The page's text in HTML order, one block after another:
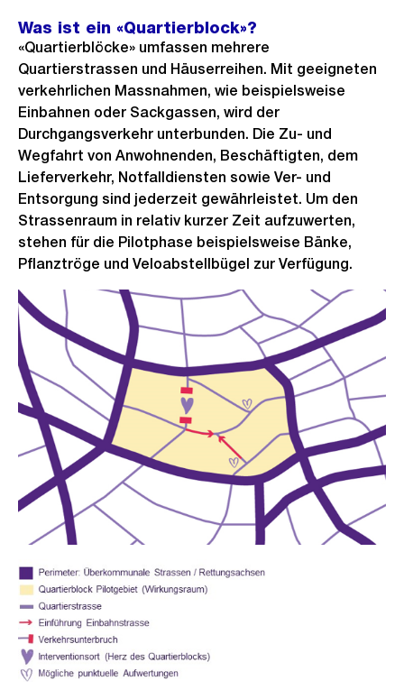
Was ist ein «Quartierblock»?
«Quartierblöcke» umfassen mehrere
Quartierstrassen und Häuserreihen. Mit geeigneten
verkehrlichen Massnahmen, wie beispielsweise
Einbahnen oder Sackgassen, wird der
Durchgangsverkehr unterbunden. Die Zu- und
Wegfahrt von Anwohnenden, Beschäftigten, dem
Lieferverkehr, Notfalldiensten sowie Ver- und
Entsorgung sind jederzeit gewährleistet. Um den
Strassenraum in relativ kurzer Zeit aufzuwerten,
stehen für die Pilotphase beispielsweise Bänke,
Pflanztröge und Veloabstellbügel zur Verfügung.